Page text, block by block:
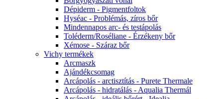
Dépiderm - Pigmentfoltok
Hyséac - Problémás, zíros bőr
Mindennapos arc- és testápolás
Toléderm/Roséliane - Érzékeny bőr
Xémose - Száraz bőr
Vichy termékek
Arcmaszk
Ajándékcsomag
Arcápolás - arctisztítás - Purete Thermale
Arcápolás - hidratálás - Aqualia Thermál